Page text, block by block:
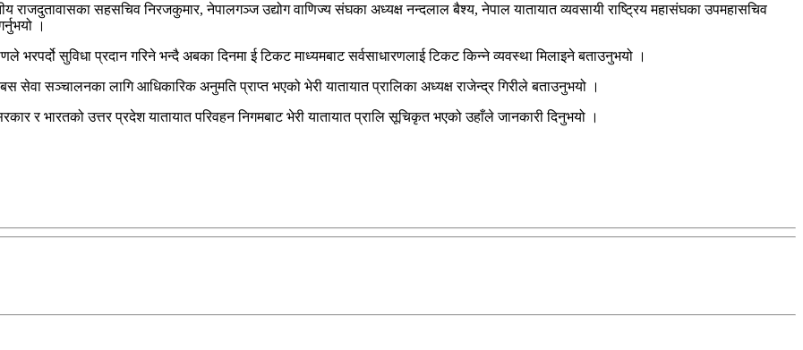
सहसचिव निरजकुमार, नेपालगञ्ज उद्योग वाणिज्य संघका अध्यक्ष नन्दलाल बैश्य, नेपाल यातायात व्यवसायी राष्ट्रिय महासंघका उपमहासचिव
।
भरपर्दो सुविधा प्रदान गरिने भन्दै अबका दिनमा ई टिकट माध्यमबाट सर्वसाधारणलाई टिकट किन्ने व्यवस्था मिलाइने बताउनुभयो ।
सेवा सञ्चालनका लागि आधिकारिक अनुमति प्राप्त भएको भेरी यातायात प्रालिका अध्यक्ष राजेन्द्र गिरीले बताउनुभयो ।
र भारतको उत्तर प्रदेश यातायात परिवहन निगमबाट भेरी यातायात प्रालि सूचिकृत भएको उहाँले जानकारी दिनुभयो ।